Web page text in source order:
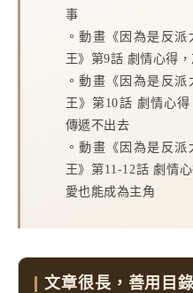
事
。動畫《因為是反派
王》第9話 劇情心得
。動畫《因為是反派
王》第10話 劇情心
傳遞不出去
。動畫《因為是反派
王》第11-12話 劇情
愛也能成為主角
文章很長，善用目